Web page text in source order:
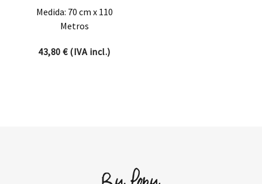
Medida: 70 cm x 110
Metros
43,80€(IVA incl.)